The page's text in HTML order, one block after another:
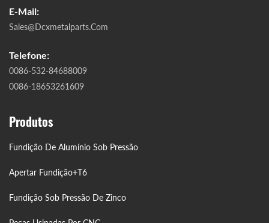
E-Mail:
Sales@dcxmetalparts.com
Telefone:
0086-532-84688009
0086-18653261609
Produtos
Fundição De Alumínio Sob Pressão
Apertar Fundição+T6
Fundição Sob Pressão De Zinco